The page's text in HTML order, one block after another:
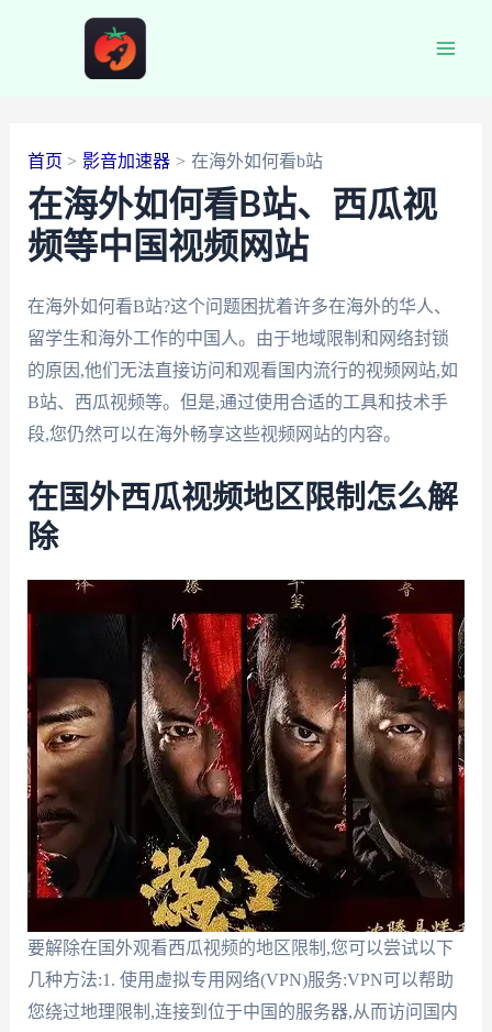
首页 影音加速器 在海外如何看b站
在海外如何看B站、西瓜视
频等中国视频网站
在海外如何看B站?这个问题困扰着许多在海外的华人、
留学生和海外工作的中国人。由于地域限制和网络封锁
的原因,他们无法直接访问和观看国内流行的视频网站,如
B站、西瓜视频等。但是,通过使用合适的工具和技术手
段,您仍然可以在海外畅享这些视频网站的内容。
在国外西瓜视频地区限制怎么解
除
要解除在国外观看西瓜视频的地区限制,您可以尝试以下
几种方法:1. 使用虚拟专用网络(VPN)服务:VPN可以帮助
您绕过地理限制,连接到位于中国的服务器,从而访问国内